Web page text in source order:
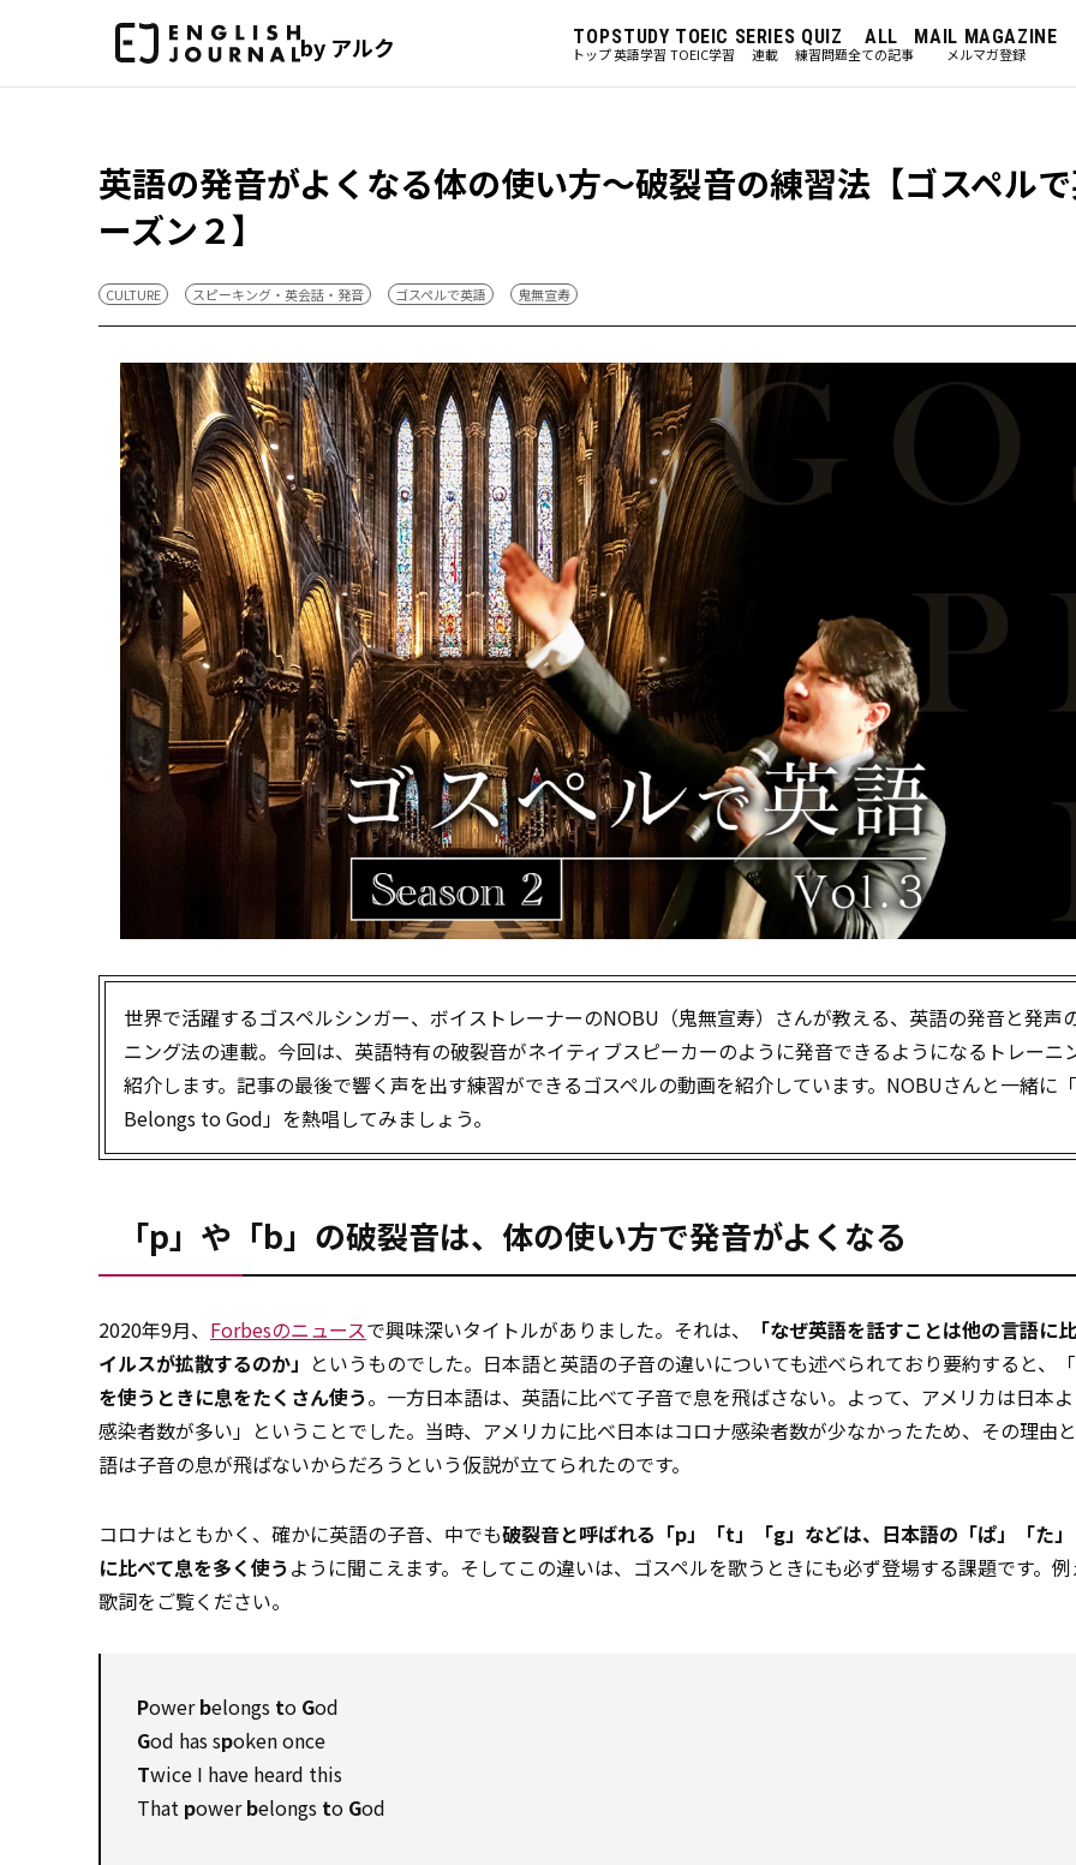
by アルク TOP
トップ
STUDY
英語学習
TOEIC
TOEIC学習
SERIES
連載
QUIZ
練習問題
ALL
全ての記事
MAIL MAGAZINE
メルマガ登録
英語の発音がよくなる体の使い方～破裂音の練習法【ゴスペル
ーズン２】
CULTURE スピーキング・英会話・発音 ゴスペルで英語 鬼無宣寿
世界で活躍するゴスペルシンガー、ボイストレーナーのNOBU（鬼無宣寿）さんが教える、英語の発音と発声
ニング法の連載。今回は、英語特有の破裂音がネイティブスピーカーのように発音できるようになるトレーニ
紹介します。記事の最後で響く声を出す練習ができるゴスペルの動画を紹介しています。NOBUさんと一緒に
Belongs to God」を熱唱してみましょう。
「p」や「b」の破裂音は、体の使い方で発音がよくなる
2020年9月、 Forbesのニュースで興味深いタイトルがありました。それは、
「なぜ英語を話すことは他の言語に
イルスが拡散するのか」 というものでした。日本語と英語の子音の違いについても述べられており要約すると、「
を使うときに息をたくさん使う。一方日本語は、英語に比べて子音で息を飛ばさない。よって、アメリカは日本
感染者数が多い」ということでした。当時、アメリカに比べ日本はコロナ感染者数が少なかったため、その理由
語は子音の息が飛ばないからだろうという仮説が立てられたのです。
コロナはともかく、確かに英語の子音、中でも破裂音と呼ばれる「p」「t」「g」などは、日本語の「ぱ」「た
に比べて息を多く使うように聞こえます。そしてこの違いは、ゴスペルを歌うときにも必ず登場する課題です。
歌詞をご覧ください。
Powerbelongs to God
God has spoken once
Twice I have heard this
That powerbelongs to God